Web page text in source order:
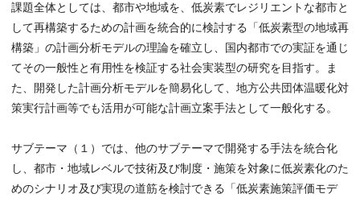
課題全体としては、都市や地域を、低炭素でレジリエントな都市と
して再構築するための計画を統合的に検討する「低炭素型の地域再
構築」の計画分析モデルの理論を確立し、国内都市での実証を通じ
てその一般性と有用性を検証する社会実装型の研究を目指す。ま
た、開発した計画分析モデルを簡易化して、地方公共団体温暖化対
策実行計画等でも活用が可能な計画立案手法として一般化する。
サブテーマ（１）では、他のサブテーマで開発する手法を統合化
し、都市・地域レベルで技術及び制度・施策を対象に低炭素化のた
めのシナリオ及び実現の道筋を検討できる「低炭素施策評価モデ